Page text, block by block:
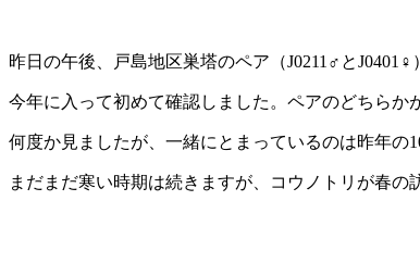
昨日の午後、戸島地区巣塔のペア（J0211♂と
今年に入って初めて確認しました。ペアのどちら
何度か見ましたが、一緒にとまっているのは昨年の
まだまだ寒い時期は続きますが、コウノトリが春の